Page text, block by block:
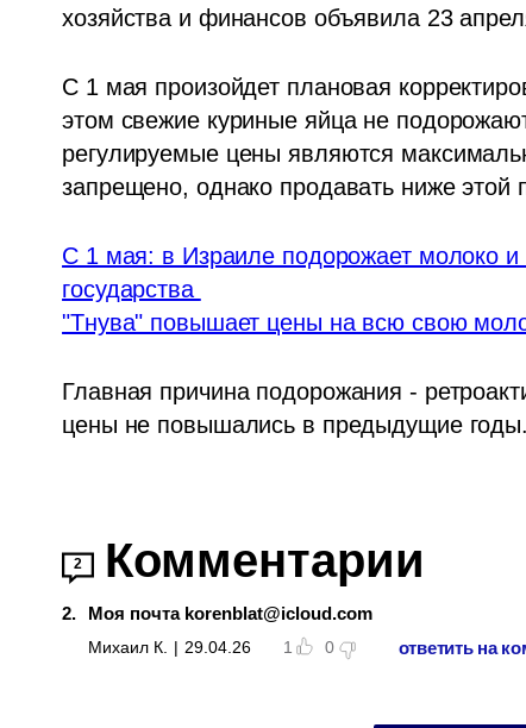
хозяйства и финансов объявила 23
С 1 мая произойдет плановая
этом свежие куриные яйца не
регулируемые цены являются
запрещено, однако продавать ниже этой
С 1 мая: в Израиле подорожает молоко
государства
"Тнува" повышает цены на всю свою
Главная причина подорожания -
цены не повышались в предыдущие годы.
2 Комментарии
2. Моя почта korenblat@icloud.com
Михаил К. | 29.04.26 1 0 ответить на